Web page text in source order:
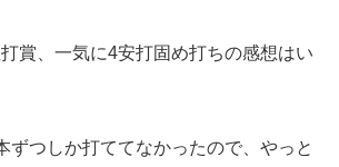
賞、一気に4安打固め打ちの感想はい
ずつしか打ててなかったので、やっと